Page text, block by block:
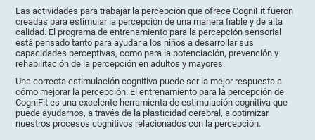
Las actividades para trabajar la percepción que ofrece CogniFit fueron
creadas para estimular la percepción de una manera fiable y de alta
calidad. El programa de entrenamiento para la percepción sensorial
está pensado tanto para ayudar a los niños a desarrollar sus
capacidades perceptivas, como para la potenciación, prevención y
rehabilitación de la percepción en adultos y mayores.
Una correcta estimulación cognitiva puede ser la mejor respuesta a
cómo mejorar la percepción. El entrenamiento para la percepción de
CogniFit es una excelente herramienta de estimulación cognitiva que
puede ayudarnos, a través de la plasticidad cerebral, a optimizar
nuestros procesos cognitivos relacionados con la percepción.